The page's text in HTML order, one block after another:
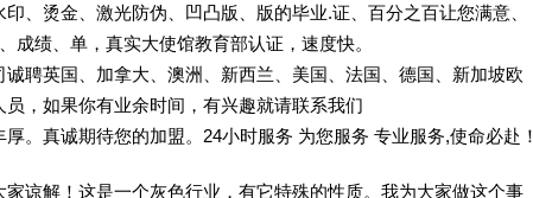
、烫金、激光防伪、凹凸版、版的毕业.证、百分之百让您满意、
成绩、单，真实大使馆教育部认证，速度快。
聘英国、加拿大、澳洲、新西兰、美国、法国、德国、新加坡欧
，如果你有业余时间，有兴趣就请联系我们
。真诚期待您的加盟。24小时服务 为您服务 专业服务,使命必赴！
家谅解！这是一个灰色行业，有它特殊的性质。我为大家做这个事